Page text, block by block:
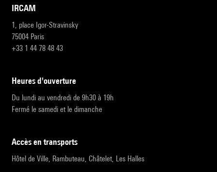
IRCAM
1, place Igor-Stravinsky
75004 Paris
+33 1 44 78 48 43
heures d'ouverture
Du lundi au vendredi de 9h30 à 19h
Fermé le samedi et le dimanche
accès en transports
Hôtel de Ville, Rambuteau, Châtelet, Les Halles